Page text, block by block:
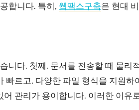
합니다. 특히, 웹팩스구축은 현대
니다. 첫째, 문서를 전송할 때 물리
빠르고, 다양한 파일 형식을 지원하
관리가 용이합니다. 이러한 이유